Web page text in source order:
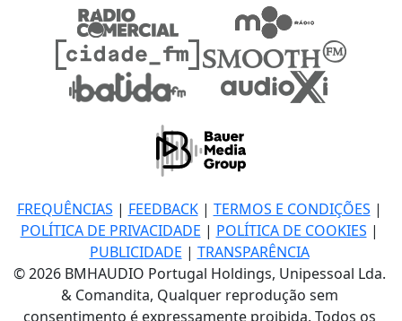
FREQUÊNCIAS | FEEDBACK| TERMOS E CONDIÇÕES |
POLÍTICA DE PRIVACIDADE | POLÍTICA DE COOKIES |
PUBLICIDADE | TRANSPARÊNCIA
© 2026 BMHAUDIO Portugal Holdings, Unipessoal Lda.
& Comandita, Qualquer reprodução sem
consentimento é expressamente proibida. Todos os